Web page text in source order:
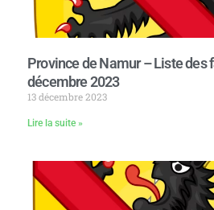
Province de Namur – Liste des
décembre 2023
13 décembre 2023
Lire la suite »